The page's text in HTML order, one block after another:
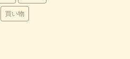
買い物